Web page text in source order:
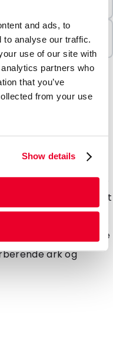
and ads, to
to analyse our traffic.
use of our site with
partners who
that you’ve
from your use
Show details
vil bli lagt til i kassen
i Midtøsten.
forsendelse av
og er laget av robust
er nøye
PolyMed-konvolutt.
sendes som brevpost
noe som gir deg
Du kan bruke
ark og